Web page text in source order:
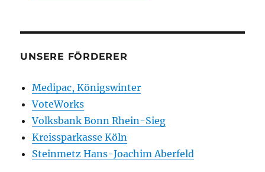
UNSERE FÖRDERER
Medipac, Königswinter
VoteWorks
Volksbank Bonn Rhein-Sieg
Kreissparkasse Köln
Steinmetz Hans-Joachim Aberfeld